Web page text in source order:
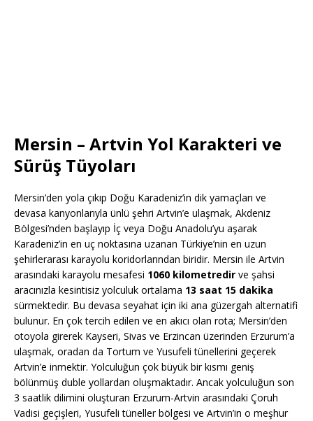
Mersin – Artvin Yol Karakteri ve
Sürüş Tüyoları
Mersin’den yola çıkıp Doğu Karadeniz’in dik yamaçları ve
devasa kanyonlarıyla ünlü şehri Artvin’e ulaşmak, Akdeniz
Bölgesi’nden başlayıp İç veya Doğu Anadolu’yu aşarak
Karadeniz’in en uç noktasına uzanan Türkiye’nin en uzun
şehirlerarası karayolu koridorlarından biridir. Mersin ile Artvin
arasındaki karayolu mesafesi 1060 kilometredir ve şahsi
aracınızla kesintisiz yolculuk ortalama 13 saat 15 dakika
sürmektedir. Bu devasa seyahat için iki ana güzergah alternatifi
bulunur. En çok tercih edilen ve en akıcı olan rota; Mersin’den
otoyola girerek Kayseri, Sivas ve Erzincan üzerinden Erzurum’a
ulaşmak, oradan da Tortum ve Yusufeli tünellerini geçerek
Artvin’e inmektir. Yolculuğun çok büyük bir kısmı geniş
bölünmüş duble yollardan oluşmaktadır. Ancak yolculuğun son
3 saatlik dilimini oluşturan Erzurum-Artvin arasındaki Çoruh
Vadisi geçişleri, Yusufeli tüneller bölgesi ve Artvin’in o meşhur